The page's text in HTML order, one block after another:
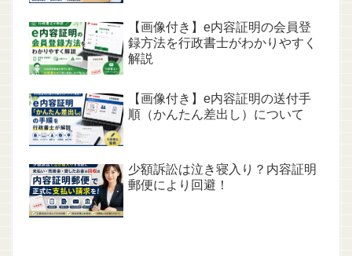
【画像付き】e内容証明の会員登
録方法を行政書士がわかりやすく
解説
【画像付き】e内容証明の送付手
順（かんたん差出し）について
少額訴訟は泣き寝入り？内容証明
郵便により回避！